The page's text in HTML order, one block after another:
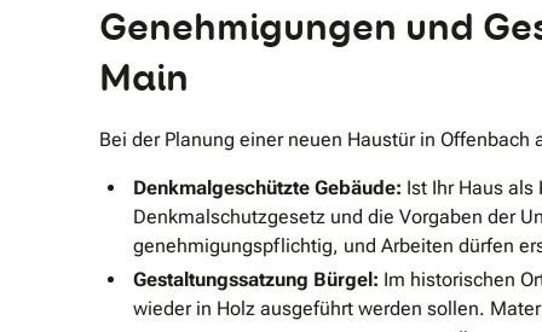
Genehmigungen und
Main
Bei der Planung einer neuen Haustür in
Denkmalgeschützte Gebäude: Ist Ihr Haus
Denkmalschutzgesetz und die Vorgaben der
genehmigungspflichtig, und Arbeiten dürfen
Gestaltungssatzung Bürgel: Im historischen
wieder in Holz ausgeführt werden sollen.